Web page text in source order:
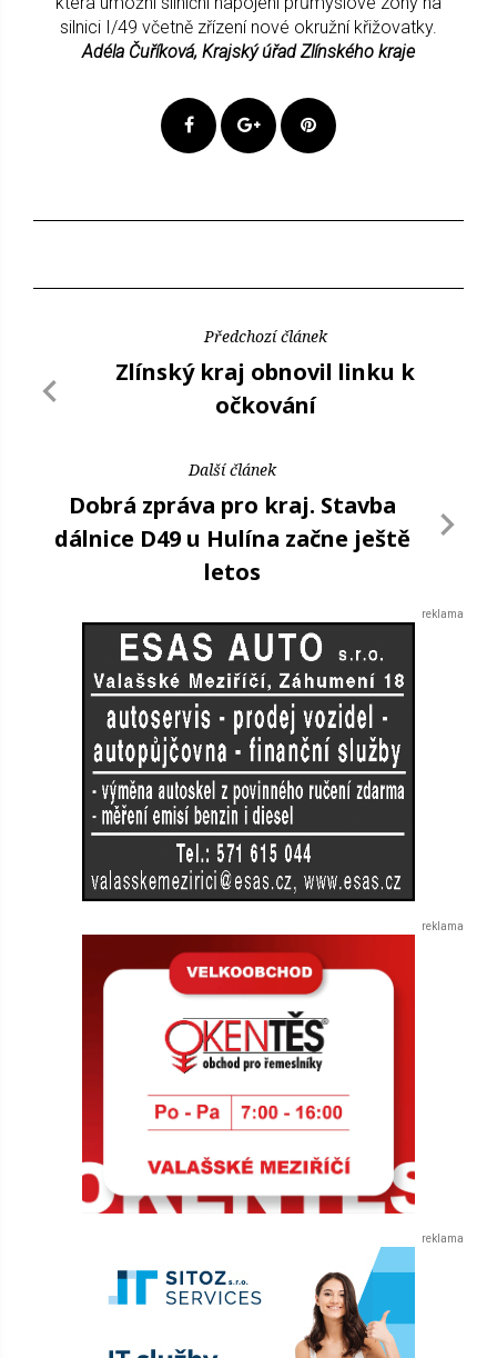
silnici I/49 včetně zřízení nové okružní křižovatky.
Adéla Čuříková, Krajský úřad Zlínského kraje
Předchozí článek
Zlínský kraj obnovil linku k
očkování
Další článek
Dobrá zpráva pro kraj. Stavba
dálnice D49 u Hulína začne ještě
letos